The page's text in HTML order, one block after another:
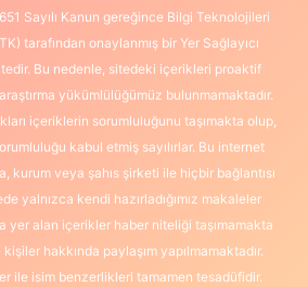
Sayılı Kanun gereğince Bilgi Teknolojileri
tarafından onaylanmış bir Yer Sağlayıcı
Bu nedenle, sitedeki içerikleri proaktif
yükümlülüğümüz bulunmamaktadır.
içeriklerin sorumluluğunu taşımakta olup,
kabul etmiş sayılırlar. Bu internet
kurum veya şahıs şirketi ile hiçbir bağlantısı
yalnızca kendi hazırladığımız makaleler
yer alan içerikler haber niteliği taşımamakta
hakkında paylaşım yapılmamaktadır.
ile isim benzerlikleri tamamen tesadüfidir.